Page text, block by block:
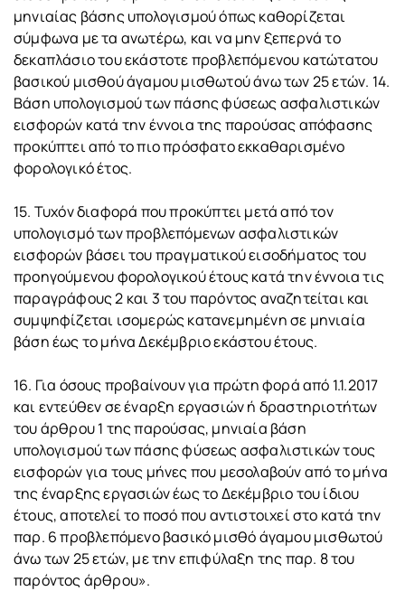
μηνιαίας βάσης υπολογισμού όπως καθορίζεται
σύμφωνα με τα ανωτέρω, και να μην ξεπερνά το
δεκαπλάσιο του εκάστοτε προβλεπόμενου κατώτατου
βασικού μισθού άγαμου μισθωτού άνω των 25 ετών. 14.
Βάση υπολογισμού των πάσης φύσεως ασφαλιστικών
εισφορών κατά την έννοια της παρούσας απόφασης
προκύπτει από το πιο πρόσφατο εκκαθαρισμένο
φορολογικό έτος.
15. Τυχόν διαφορά που προκύπτει μετά από τον
υπολογισμό των προβλεπόμενων ασφαλιστικών
εισφορών βάσει του πραγματικού εισοδήματος του
προηγούμενου φορολογικού έτους κατά την έννοια τις
παραγράφους 2 και 3 του παρόντος αναζητείται και
συμψηφίζεται ισομερώς κατανεμημένη σε μηνιαία
βάση έως το μήνα Δεκέμβριο εκάστου έτους.
16. Για όσους προβαίνουν για πρώτη φορά από 1.1.2017
και εντεύθεν σε έναρξη εργασιών ή δραστηριοτήτων
του άρθρου 1 της παρούσας, μηνιαία βάση
υπολογισμού των πάσης φύσεως ασφαλιστικών τους
εισφορών για τους μήνες που μεσολαβούν από το μήνα
της έναρξης εργασιών έως το Δεκέμβριο του ίδιου
έτους, αποτελεί το ποσό που αντιστοιχεί στο κατά την
παρ. 6 προβλεπόμενο βασικό μισθό άγαμου μισθωτού
άνω των 25 ετών, με την επιφύλαξη της παρ. 8 του
παρόντος άρθρου».